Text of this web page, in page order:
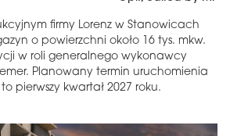
firmy Lorenz w Stanowicach
o powierzchni około 16 tys. mkw.
w roli generalnego wykonawcy
Planowany termin uruchomienia
pierwszy kwartał 2027 roku.